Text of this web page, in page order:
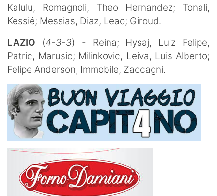
Kalulu, Romagnoli, Theo Hernandez; Tonali,
Kessié; Messias, Diaz, Leao; Giroud.
LAZIO (4-3-3) - Reina; Hysaj, Luiz Felipe,
Patric, Marusic; Milinkovic, Leiva, Luis Alberto;
Felipe Anderson, Immobile, Zaccagni.